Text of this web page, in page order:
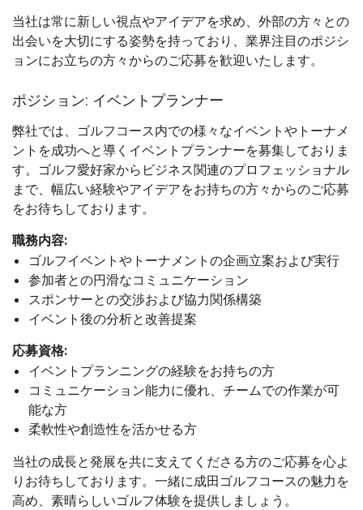
当社は常に新しい視点やアイデアを求め、外部の方々との
出会いを大切にする姿勢を持っており、業界注目のポジシ
ョンにお立ちの方々からのご応募を歓迎いたします。
ポジション: イベントプランナー
弊社では、ゴルフコース内での様々なイベントやトーナメ
ントを成功へと導くイベントプランナーを募集しておりま
す。ゴルフ愛好家からビジネス関連のプロフェッショナル
まで、幅広い経験やアイデアをお持ちの方々からのご応募
をお待ちしております。
職務内容:
ゴルフイベントやトーナメントの企画立案および実行
参加者との円滑なコミュニケーション
スポンサーとの交渉および協力関係構築
イベント後の分析と改善提案
応募資格:
イベントプランニングの経験をお持ちの方
コミュニケーション能力に優れ、チームでの作業が可
能な方
柔軟性や創造性を活かせる方
当社の成長と発展を共に支えてくださる方のご応募を心よ
りお待ちしております。一緒に成田ゴルフコースの魅力を
高め、素晴らしいゴルフ体験を提供しましょう。